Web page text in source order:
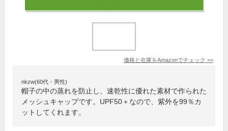
価格と在庫をAmazonでチェック >>
nkzw(60代・男性)
帽子の中の蒸れを防止し、速乾性に優れた素材で作られた
メッシュキャップです。UPF50＋なので、紫外を99％カ
ットしてくれます。